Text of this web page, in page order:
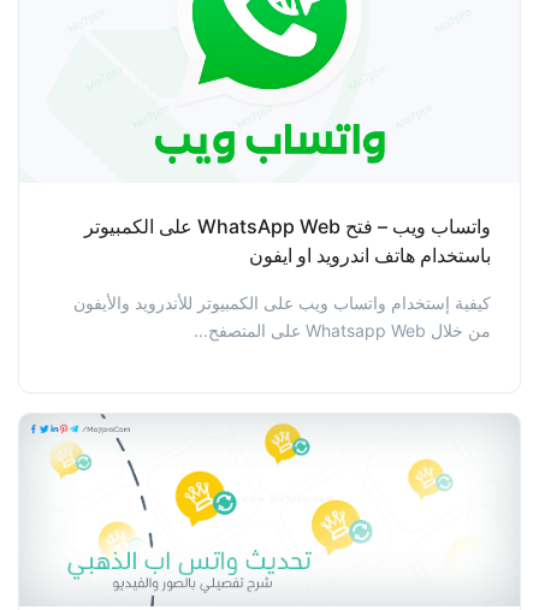
واتساب ويب – فتح WhatsApp Web على الكمبيوتر
باستخدام هاتف اندرويد او ايفون
كيفية إستخدام واتساب ويب على الكمبيوتر للأندرويد والأيفون
من خلال Whatsapp Web على المتصفح...